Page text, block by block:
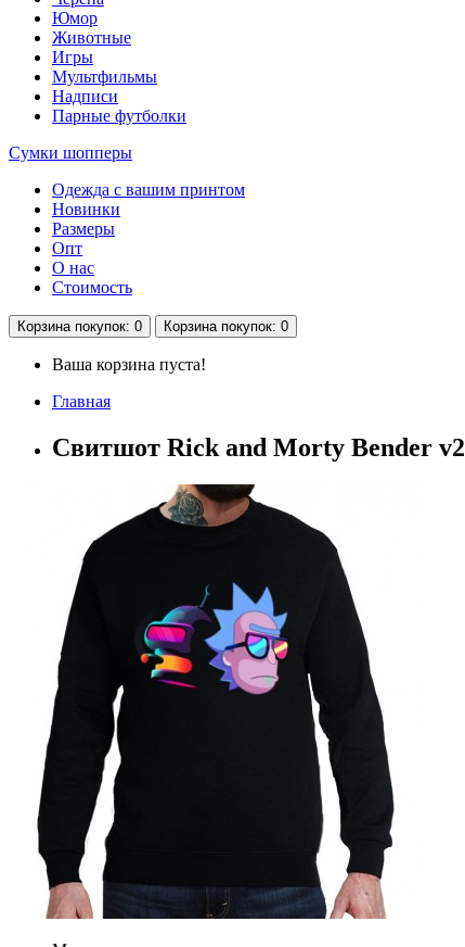
Юмор
Животные
Игры
Мультфильмы
Надписи
Парные футболки
Сумки шопперы
Одежда с вашим принтом
Новинки
Размеры
Опт
О нас
Стоимость
Корзинапокупок: 0 Корзинапокупок: 0
Ваша корзина пуста!
Главная
Свитшот Rick and Morty Bender v2